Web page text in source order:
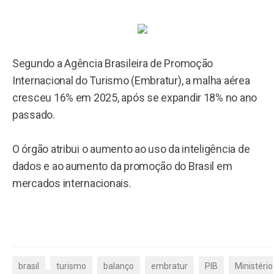
Segundo a Agência Brasileira de Promoção
Internacional do Turismo (Embratur), a malha aérea
cresceu 16% em 2025, após se expandir 18% no ano
passado.
O órgão atribui o aumento ao uso da inteligência de
dados e ao aumento da promoção do Brasil em
mercados internacionais.
brasil turismo balanço embratur PIB Ministério